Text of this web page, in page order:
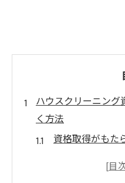
ハウスクリーニング
く方法
資格取得がもた
地域密着型サー